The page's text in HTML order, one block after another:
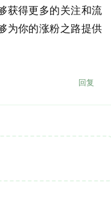
获得更多的关注和流
为你的涨粉之路提供
回复